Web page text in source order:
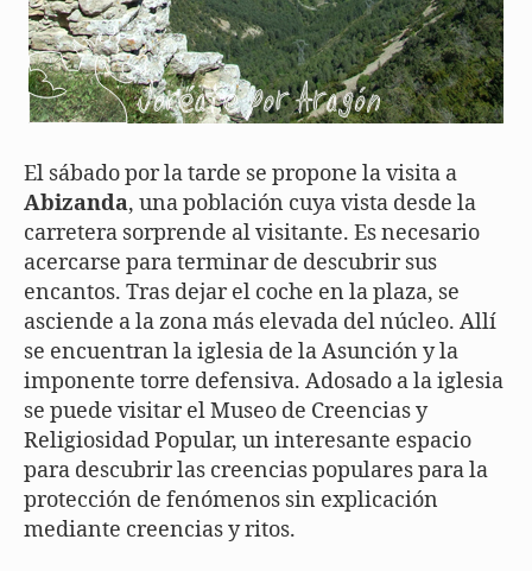
El sábado por la tarde se propone la visita a
Abizanda, una población cuya vista desde la
carretera sorprende al visitante. Es necesario
acercarse para terminar de descubrir sus
encantos. Tras dejar el coche en la plaza, se
asciende a la zona más elevada del núcleo. Allí
se encuentran la iglesia de la Asunción y la
imponente torre defensiva. Adosado a la iglesia
se puede visitar el Museo de Creencias y
Religiosidad Popular, un interesante espacio
para descubrir las creencias populares para la
protección de fenómenos sin explicación
mediante creencias y ritos.